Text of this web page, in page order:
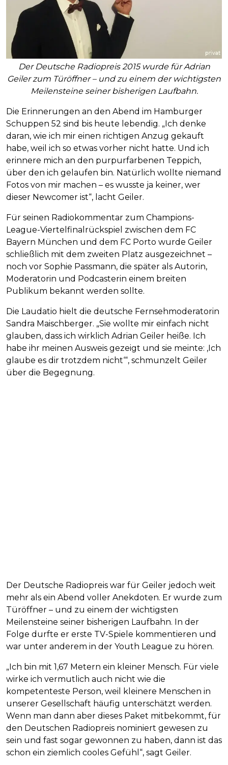
Der Deutsche Radiopreis 2015 wurde für Adrian
Geiler zum Türöffner – und zu einem der wichtigsten
Meilensteine seiner bisherigen Laufbahn.
Die Erinnerungen an den Abend im Hamburger
Schuppen 52 sind bis heute lebendig. „Ich denke
daran, wie ich mir einen richtigen Anzug gekauft
habe, weil ich so etwas vorher nicht hatte. Und ich
erinnere mich an den purpurfarbenen Teppich,
über den ich gelaufen bin. Natürlich wollte niemand
Fotos von mir machen – es wusste ja keiner, wer
dieser Newcomer ist“, lacht Geiler.
Für seinen Radiokommentar zum Champions-
League-Viertelfinalrückspiel zwischen dem FC
Bayern München und dem FC Porto wurde Geiler
schließlich mit dem zweiten Platz ausgezeichnet –
noch vor Sophie Passmann, die später als Autorin,
Moderatorin und Podcasterin einem breiten
Publikum bekannt werden sollte.
Die Laudatio hielt die deutsche Fernsehmoderatorin
Sandra Maischberger. „Sie wollte mir einfach nicht
glauben, dass ich wirklich Adrian Geiler heiße. Ich
habe ihr meinen Ausweis gezeigt und sie meinte: ,Ich
glaube es dir trotzdem nicht‘“, schmunzelt Geiler
über die Begegnung.
Der Deutsche Radiopreis war für Geiler jedoch weit
mehr als ein Abend voller Anekdoten. Er wurde zum
Türöffner – und zu einem der wichtigsten
Meilensteine seiner bisherigen Laufbahn. In der
Folge durfte er erste TV-Spiele kommentieren und
war unter anderem in der Youth League zu hören.
„Ich bin mit 1,67 Metern ein kleiner Mensch. Für viele
wirke ich vermutlich auch nicht wie die
kompetenteste Person, weil kleinere Menschen in
unserer Gesellschaft häufig unterschätzt werden.
Wenn man dann aber dieses Paket mitbekommt, für
den Deutschen Radiopreis nominiert gewesen zu
sein und fast sogar gewonnen zu haben, dann ist das
schon ein ziemlich cooles Gefühl“, sagt Geiler.